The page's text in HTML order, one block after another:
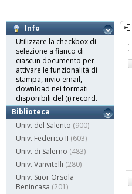
Info
Utilizzare la checkbox di
selezione a fianco di
ciascun documento per
attivare le funzionalità di
stampa, invio email,
download nei formati
disponibili del (i) record.
Biblioteca
Univ. del Salento (900)
Univ. Federico II (603)
Univ. di Salerno (483)
Univ. Vanvitelli (280)
Univ. Suor Orsola
Benincasa (201)